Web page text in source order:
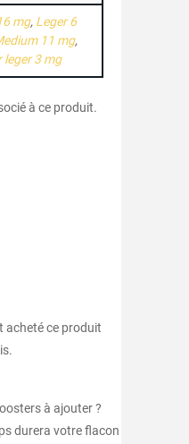
mg, Leger 6
11 mg,
leger 3 mg
à ce produit.
acheté ce produit
à ajouter ?
durera votre flacon